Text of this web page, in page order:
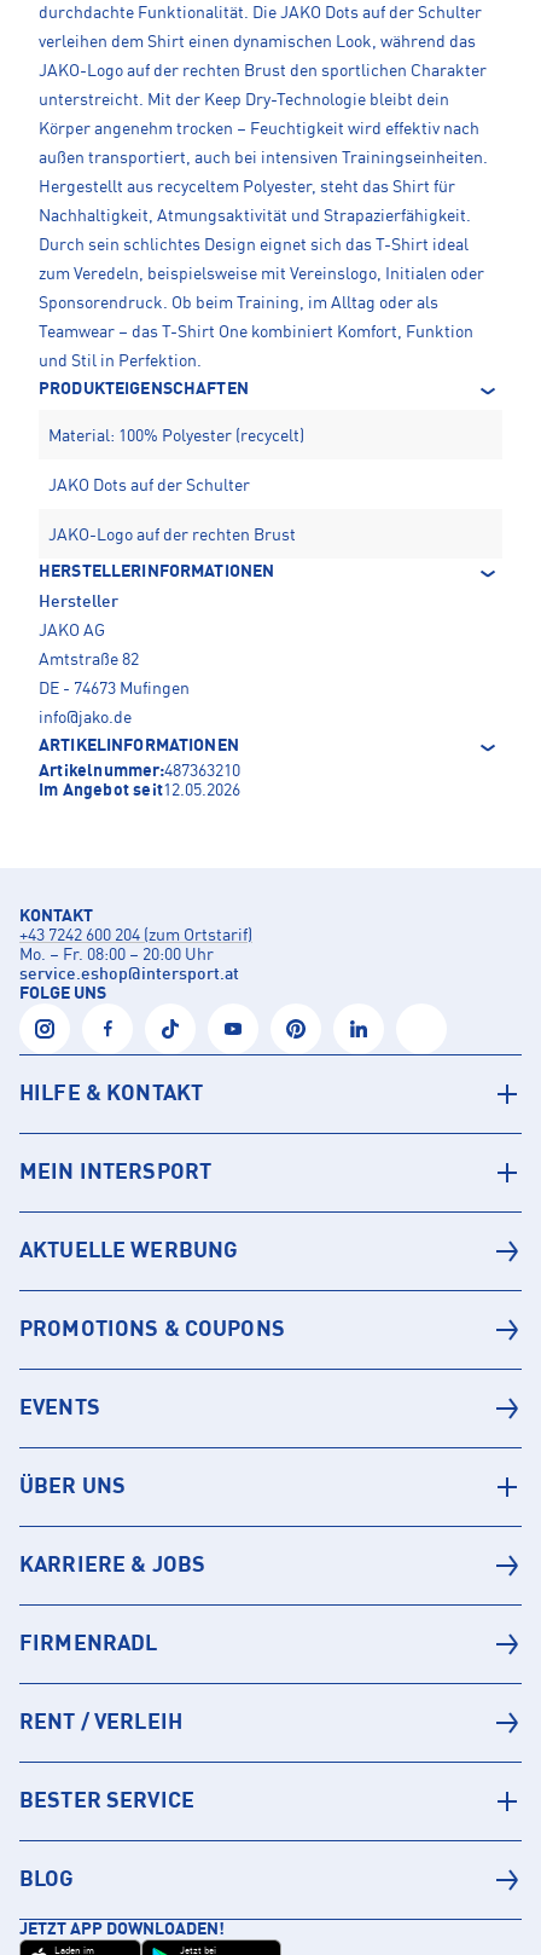
durchdachte Funktionalität. Die JAKO Dots auf der Schulter
verleihen dem Shirt einen dynamischen Look, während das
JAKO-Logo auf der rechten Brust den sportlichen Charakter
unterstreicht. Mit der Keep Dry-Technologie bleibt dein
Körper angenehm trocken – Feuchtigkeit wird effektiv nach
außen transportiert, auch bei intensiven Trainingseinheiten.
Hergestellt aus recyceltem Polyester, steht das Shirt für
Nachhaltigkeit, Atmungsaktivität und Strapazierfähigkeit.
Durch sein schlichtes Design eignet sich das T-Shirt ideal
zum Veredeln, beispielsweise mit Vereinslogo, Initialen oder
Sponsorendruck. Ob beim Training, im Alltag oder als
Teamwear – das T-Shirt One kombiniert Komfort, Funktion
und Stil in Perfektion.
PRODUKTEIGENSCHAFTEN
Material: 100% Polyester (recycelt)
JAKO Dots auf der Schulter
JAKO-Logo auf der rechten Brust
HERSTELLERINFORMATIONEN
Hersteller
JAKO AG
Amtstraße 82
DE - 74673 Mufingen
info@jako.de
ARTIKELINFORMATIONEN
Artikelnummer:487363210
Im Angebot seit12.05.2026
KONTAKT
+43 7242 600 204 (zum Ortstarif)
Mo. – Fr. 08:00 – 20:00 Uhr
service.eshop@intersport.at
FOLGE UNS
HILFE & KONTAKT
MEIN INTERSPORT
AKTUELLE WERBUNG
PROMOTIONS & COUPONS
EVENTS
ÜBER UNS
KARRIERE & JOBS
FIRMENRADL
RENT / VERLEIH
BESTER SERVICE
BLOG
JETZT APP DOWNLOADEN!
Laden im Jetzt bei